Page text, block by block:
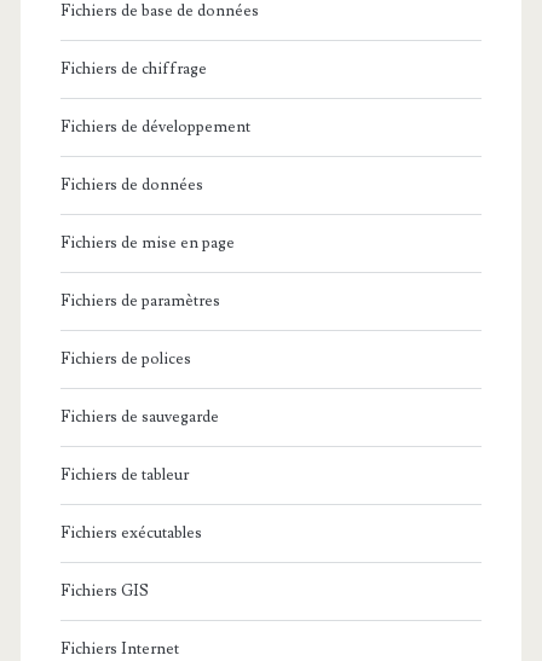
Fichiers de base de données
Fichiers de chiffrage
Fichiers de développement
Fichiers de données
Fichiers de mise en page
Fichiers de paramètres
Fichiers de polices
Fichiers de sauvegarde
Fichiers de tableur
Fichiers exécutables
Fichiers GIS
Fichiers Internet